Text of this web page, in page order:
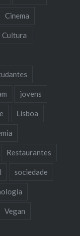
Cinema
Cultura
jovens
Lisboa
Restaurantes
sociedade
Vegan